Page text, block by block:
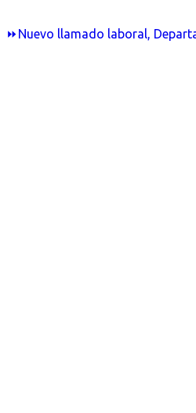
⏩Nuevo llamado laboral,